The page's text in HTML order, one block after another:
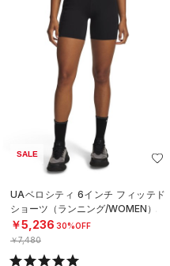
SALE
UAベロシティ 6インチ フィッテド
ショーツ（ランニング/WOMEN）
￥5,236 30%OFF
￥7,480